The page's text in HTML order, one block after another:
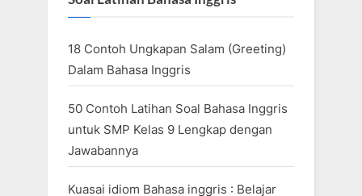
18 Contoh Ungkapan Salam (Greeting)
Dalam Bahasa Inggris
50 Contoh Latihan Soal Bahasa Inggris
untuk SMP Kelas 9 Lengkap dengan
Jawabannya
Kuasai idiom Bahasa inggris : Belajar